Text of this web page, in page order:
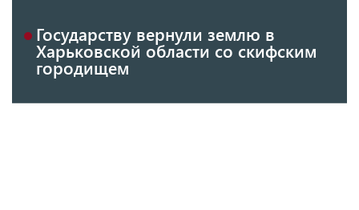
Государству вернули землю в
Харьковской области со скифским
городищем